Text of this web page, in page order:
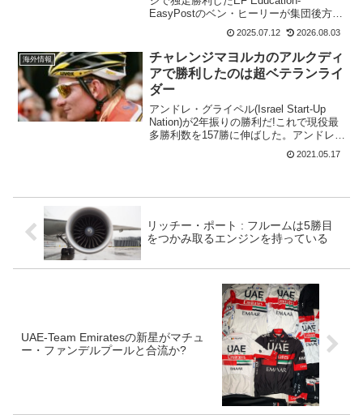
EasyPostのベン・ヒーリーが集団後方に
おり、カメラでとらえていた次の瞬間。
ベン・ヒーリーの目の前で大落車が発生
した。 ベン・ヒーリー (EF Educ...
2025.07.12 2026.08.03
海外情報
チャレンジマヨルカのアルクディ
アで勝利したのは超ベテランライ
ダー
アンドレ・グライペル(Israel Start-Up
Nation)が2年振りの勝利だ!これで現役最
多勝利数を157勝に伸ばした。アンドレ・
グライペルが優勝したのはチャレンジマ
ヨルカのワンデイレース。チャレンジマ
2021.05.17
リッチー・ポート : フルームは5勝目
をつかみ取るエンジンを持っている
UAE-Team Emiratesの新星がマチュ
ー・ファンデルプールと合流か?